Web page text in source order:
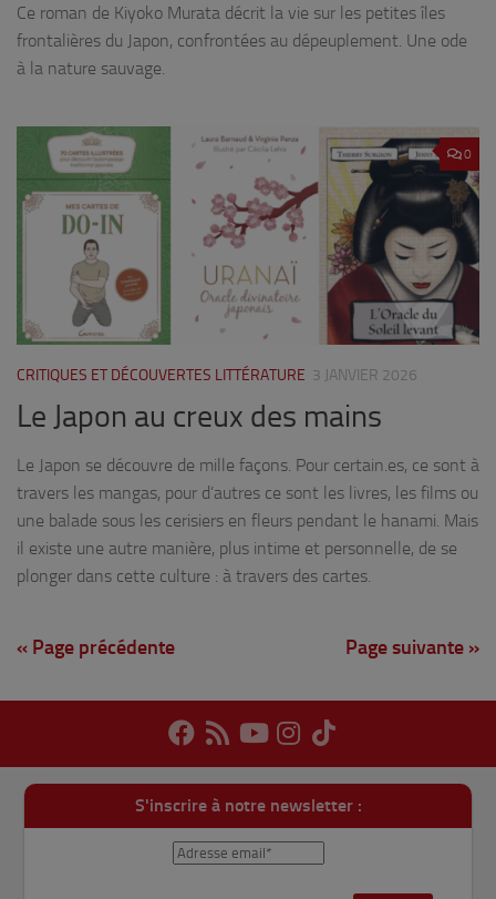
Ce roman de Kiyoko Murata décrit la vie sur les petites îles
frontalières du Japon, confrontées au dépeuplement. Une ode
à la nature sauvage.
0
CRITIQUES ET DÉCOUVERTES LITTÉRATURE 3 JANVIER 2026
Le Japon au creux des mains
Le Japon se découvre de mille façons. Pour certain.es, ce sont à
travers les mangas, pour d’autres ce sont les livres, les films ou
une balade sous les cerisiers en fleurs pendant le hanami. Mais
il existe une autre manière, plus intime et personnelle, de se
plonger dans cette culture : à travers des cartes.
« Page précédente Page suivante »
S'inscrire à notre newsletter :